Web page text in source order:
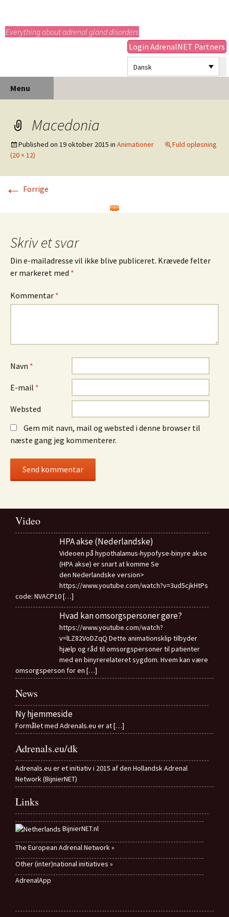
Everything about adrenal gland disorders
Login AdrenalNET Partners
Dansk
Menu
Macedonia
Published on 19 oktober 2015 in Animationer
Fuld opløsning
(20 × 12)
← Forrige
Skriv et svar
Din e-mailadresse vil ikke blive publiceret. Krævede felter
er markeret med *
Kommentar *
Navn *
E-mail *
Websted
Gem mit navn, mail og websted i denne browser til
næste gang jeg kommenterer.
Video
HPA akse (Nederlandske)
Videoen på hypothalamus-hypofyse-binyre akse
(HPA akse) er snart at komme Se
den Nederlandske version>
https://www.youtube.com/watch?v=3ud5cjkHtPs
code: NVACP10[…]
Hvad kan omsorgspersoner gøre?
https://www.youtube.com/watch?
v=lLZ82VoDZqQ Dette animationsklip tilbyder
hjælp og råd til omsorgspersoner til patienter
med en binyrerelateret sygdom. Hvem kan være
omsorgsperson for en […]
News
Ny hjemmeside
Formålet med Adrenals.eu er at[…]
Adrenals.eu/dk
Adrenals.eu er et initiativ i 2015 af den Hollandsk Adrenal
Network (BijnierNET)
Links
BijnierNET.nl
The European Adrenal Network »
Other (inter)national initiatives »
AdrenalApp